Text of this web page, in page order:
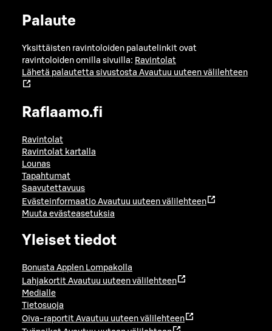
Palaute
Yksittäisten ravintoloiden palautelinkit ovat
ravintoloiden omilla sivuilla: Ravintolat
Lähetä palautetta sivustosta Avautuu uuteen välilehteen
Raflaamo.fi
Ravintolat
Ravintolat kartalla
Lounas
Tapahtumat
Saavutettavuus
Evästeinformaatio Avautuu uuteen välilehteen
Muuta evästeasetuksia
Yleiset tiedot
Bonusta Applen Lompakolla
Lahjakortit Avautuu uuteen välilehteen
Medialle
Tietosuoja
Oiva-raportit Avautuu uuteen välilehteen